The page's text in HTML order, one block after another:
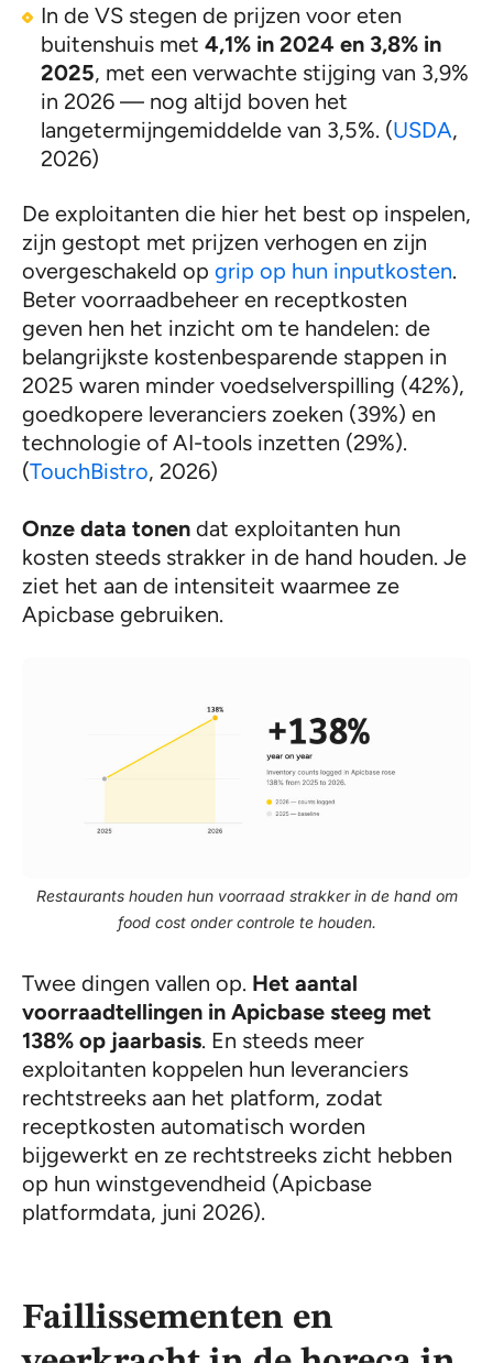
In de VS stegen de prijzen voor eten
buitenshuis met 4,1% in 2024 en 3,8% in
2025, met een verwachte stijging van 3,9%
in 2026 — nog altijd boven het
langetermijngemiddelde van 3,5%. (USDA,
2026)
De exploitanten die hier het best op inspelen,
zijn gestopt met prijzen verhogen en zijn
overgeschakeld op grip op hun inputkosten.
Beter voorraadbeheer en receptkosten
geven hen het inzicht om te handelen: de
belangrijkste kostenbesparende stappen in
2025 waren minder voedselverspilling (42%),
goedkopere leveranciers zoeken (39%) en
technologie of AI-tools inzetten (29%).
(TouchBistro, 2026)
Onze data tonen dat exploitanten hun
kosten steeds strakker in de hand houden. Je
ziet het aan de intensiteit waarmee ze
Apicbase gebruiken.
Restaurants houden hun voorraad strakker in de hand om
food cost onder controle te houden.
Twee dingen vallen op. Het aantal
voorraadtellingen in Apicbase steeg met
138% op jaarbasis. En steeds meer
exploitanten koppelen hun leveranciers
rechtstreeks aan het platform, zodat
receptkosten automatisch worden
bijgewerkt en ze rechtstreeks zicht hebben
op hun winstgevendheid (Apicbase
platformdata, juni 2026).
Faillissementen en